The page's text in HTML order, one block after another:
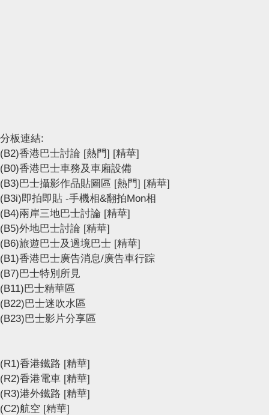
分板連結:
(B2)香港巴士討論 [熱門] [精華]
(B0)香港巴士車務及車廂設備
(B3)巴士攝影作品貼圖區 [熱門] [精華]
(B3i)即拍即貼 -手機相&翻拍Mon相
(B4)兩岸三地巴士討論 [精華]
(B5)外地巴士討論 [精華]
(B6)旅遊巴士及過境巴士 [精華]
(B1)香港巴士廣告消息/廣告車行踪
(B7)巴士特別所見
(B11)巴士精華區
(B22)巴士迷吹水區
(B23)巴士影片分享區
(R1)香港鐵路 [精華]
(R2)香港電車 [精華]
(R3)港外鐵路 [精華]
(C2)航空 [精華]